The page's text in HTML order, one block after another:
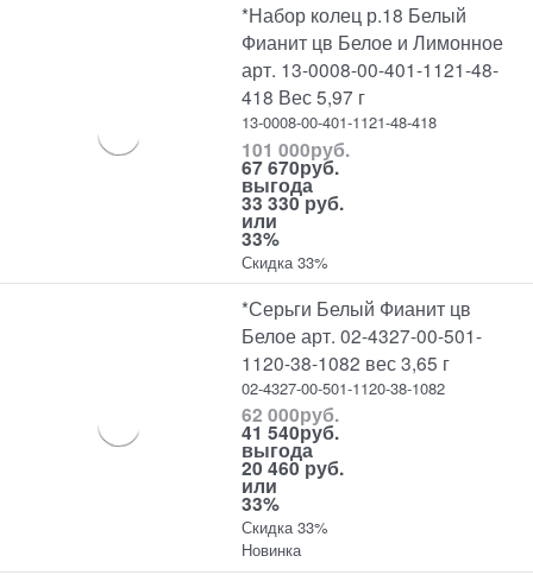
*Набор колец р.18 Белый
Фианит цв Белое и Лимонное
арт. 13-0008-00-401-1121-48-
418 Вес 5,97 г
13-0008-00-401-1121-48-418
101 000руб.
67 670руб.
выгода
33 330 руб.
или
33%
Скидка 33%
*Серьги Белый Фианит цв
Белое арт. 02-4327-00-501-
1120-38-1082 вес 3,65 г
02-4327-00-501-1120-38-1082
62 000руб.
41 540руб.
выгода
20 460 руб.
или
33%
Скидка 33%
Новинка